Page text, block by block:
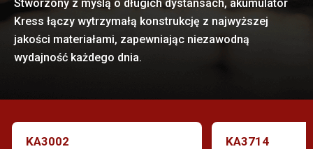
Stworzony z myślą o długich dystansach, akumulator
Kress łączy wytrzymałą konstrukcję z najwyższej
jakości materiałami, zapewniając niezawodną
wydajność każdego dnia.
KA3002 KA3714